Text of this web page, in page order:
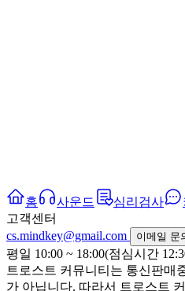
홈 사운드 심리검사
고객센터
cs.mindkey@gmail.com
이메일 문
평일 10:00 ~ 18:00(점심시간
트로스트 커뮤니티는 통신판매
가 아닙니다. 따라서 트로스트